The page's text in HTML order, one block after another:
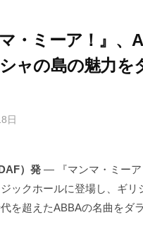
マ・ミーア！』、
ャの島の魅力を
日
i
g
a
の
コ
メ
）発 — 『マンマ・ミーア
ックホールに登場し、ギリ
を超えたABBAの名曲をダ